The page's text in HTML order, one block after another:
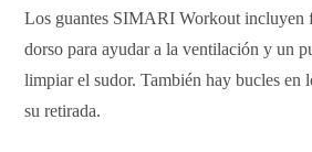
Los guantes SIMARI Workout incluyen
dorso para ayudar a la ventilación y un
limpiar el sudor. También hay bucles en
su retirada.